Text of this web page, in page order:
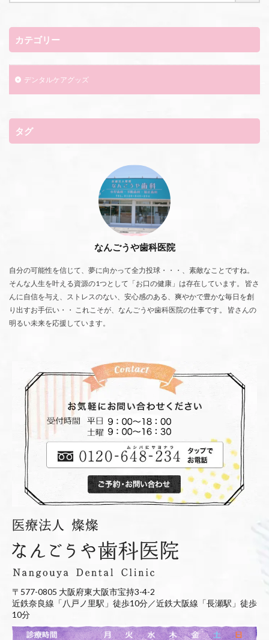
カテゴリー
デンタルケアグッズ
タグ
なんごうや歯科医院
自分の可能性を信じて、夢に向かって全力投球・・・、素敵なことですね。
そんな人生を叶える資源の1つとして「お口の健康」は存在しています。 皆さ
んに自信を与え、ストレスのない、安心感のある、爽やかで豊かな毎日を創
り出すお手伝い・・ これこそが、なんごうや歯科医院の仕事です。 皆さんの
明るい未来を応援しています。
〒577-0805 大阪府東大阪市宝持3-4-2
近鉄奈良線「八戸ノ里駅」徒歩10分／近鉄大阪線「長瀬駅」徒歩
10分